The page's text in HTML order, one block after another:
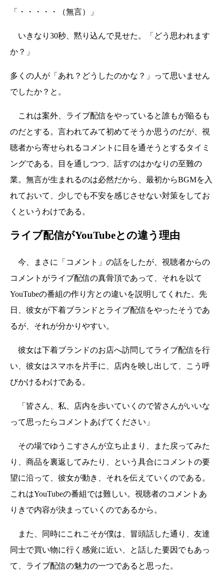
「・・・・・（無言）」
いきなり30秒、黙り込んで見せた。「どう思われます
か？」
多くの人が「あれ？どうしたのかな？」って思いません
でしたか？と。
これは案外、ライブ配信をやっていると誰もが陥るも
のだとする。言われてみて初めてそうか思うのだが、視
聴者から寄せられるコメントに目を通そうとするタイミ
ングである。目を通しつつ、話すのはかなりの至難の
業。無言が生まれるのは必然だから、最初からBGMを入
れておいて、少しでも不安を感じさせない対策をしてお
くというわけである。
ライブ配信がYouTubeとの違う理由
今、まさに「コメント」の話をしたが、視聴者からの
コメントがライブ配信の真骨頂であって、それを以て
YouTubeの番組の作り方との違いを説明してくれた。先
日、彼女が下着ブランドとライブ配信をやったそうであ
るが、それが分かりやすい。
彼女は下着ブランドのお店へ訪問してライブ配信を行
い、彼女はスマホを片手に、店内を映し出して、こう呼
びかけるわけである。
「皆さん、私、店内を歩いていくので皆さんがいいな
って思ったらコメントあげてください」
その場でゆうこすさんが立ち止まり、また戻ってみた
り、商品を裏返してみたり、という具合にコメントの要
望に沿って、彼女が動き、それを伝えていくのである。
これはYouTubeの番組では難しい。視聴者のコメントあ
りきで内容が決まっていくのであるから。
また、同時にこれこそが僕は、冒頭話した通り、友達
同士で買い物に行く感覚に近い、と話した要因でもあっ
て、ライブ配信の魅力の一つであると思った。